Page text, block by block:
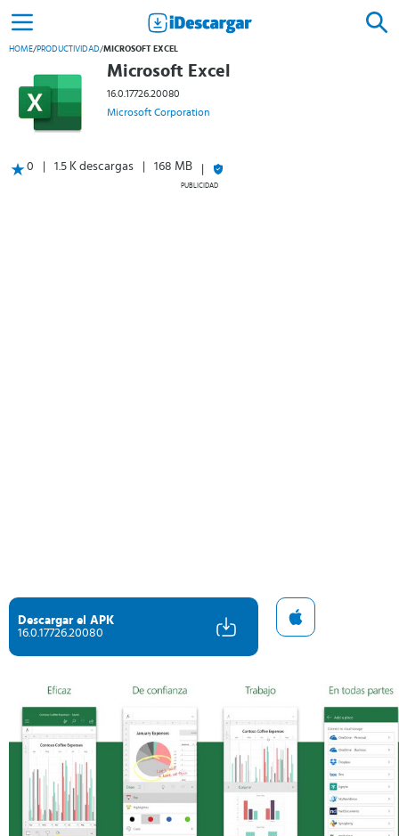
HOME/PRODUCTIVIDAD/MICROSOFT EXCEL
Microsoft Excel
16.0.17726.20080
Microsoft Corporation
0 1.5 K descargas 168 MB
PUBLICIDAD
Descargar el APK
16.0.17726.20080